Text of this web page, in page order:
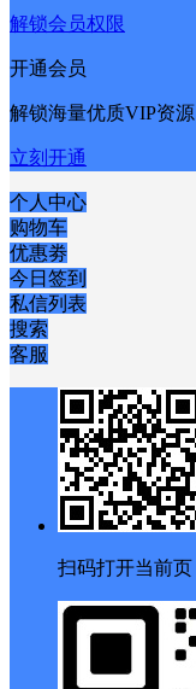
解锁会员权限
开通会员
解锁海量优质VIP资源
立刻开通
个人中心
购物车
优惠劵
今日签到
私信列表
搜索
客服
扫码打开当前页